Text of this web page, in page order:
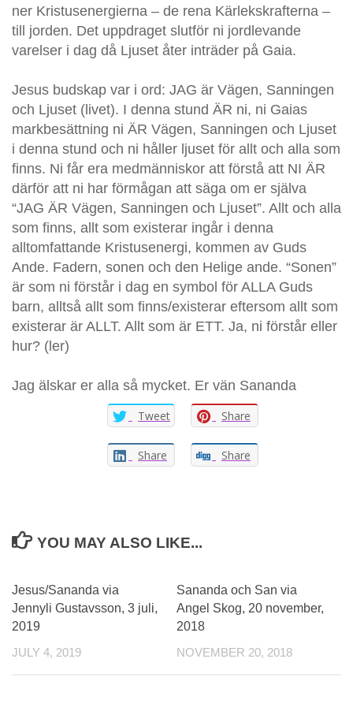
ner Kristusenergierna – de rena Kärlekskrafterna –
till jorden. Det uppdraget slutför ni jordlevande
varelser i dag då Ljuset åter inträder på Gaia.
Jesus budskap var i ord: JAG är Vägen, Sanningen
och Ljuset (livet). I denna stund ÄR ni, ni Gaias
markbesättning ni ÄR Vägen, Sanningen och Ljuset
i denna stund och ni håller ljuset för allt och alla som
finns. Ni får era medmänniskor att förstå att NI ÄR
därför att ni har förmågan att säga om er själva
“JAG ÄR Vägen, Sanningen och Ljuset”. Allt och alla
som finns, allt som existerar ingår i denna
alltomfattande Kristusenergi, kommen av Guds
Ande. Fadern, sonen och den Helige ande. “Sonen”
är som ni förstår i dag en symbol för ALLA Guds
barn, alltså allt som finns/existerar eftersom allt som
existerar är ALLT. Allt som är ETT. Ja, ni förstår eller
hur? (ler)
Jag älskar er alla så mycket. Er vän Sananda
Tweet Share
Share Share
YOU MAY ALSO LIKE...
Jesus/Sananda via
Jennyli Gustavsson, 3 juli,
2019
JULY 4, 2019
Sananda och San via
Angel Skog, 20 november,
2018
NOVEMBER 20, 2018